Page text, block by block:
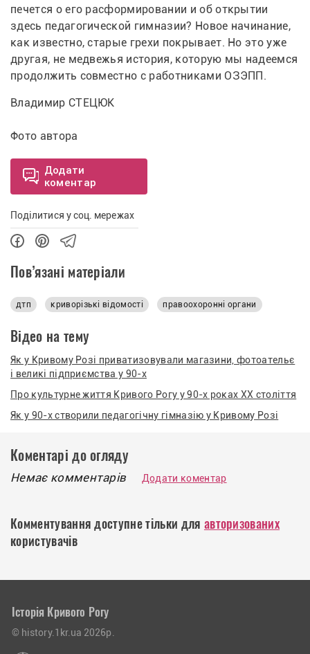
печется о его расформировании и об открытии
здесь педагогической гимназии? Новое начинание,
как известно, старые грехи покрывает. Но это уже
другая, не медвежья история, которую мы надеемся
продолжить совместно с работниками ОЗЭПП.
Владимир СТЕЦЮК
Фото автора
Додати
коментар
Поділитися у соц. мережах
Пов’язані матеріали
дтп криворізькі відомості правоохоронні органи
Відео на тему
Як у Кривому Розі приватизовували магазини, фотоательє
і великі підприємства у 90-х
Про культурне життя Кривого Рогу у 90-х роках XX століття
Як у 90-х створили педагогічну гімназію у Кривому Розі
Коментарі до огляду
Немає комментарів Додати коментар
Комментування доступне тільки для авторизованих
користувачів
Історія Кривого Рогу
© history.1kr.ua 2026р.